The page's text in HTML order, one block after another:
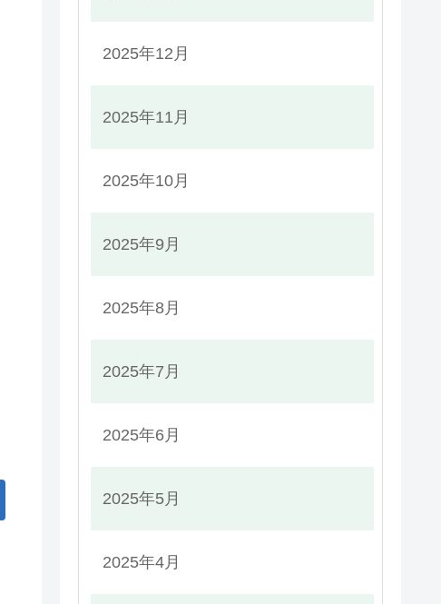
2025年12月
2025年11月
2025年10月
2025年9月
2025年8月
2025年7月
2025年6月
2025年5月
2025年4月